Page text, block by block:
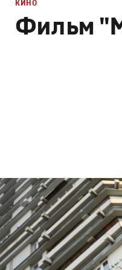
Фильм
Брендинг,Дизайн,Кино
Спортивный брендинг,
КИНО